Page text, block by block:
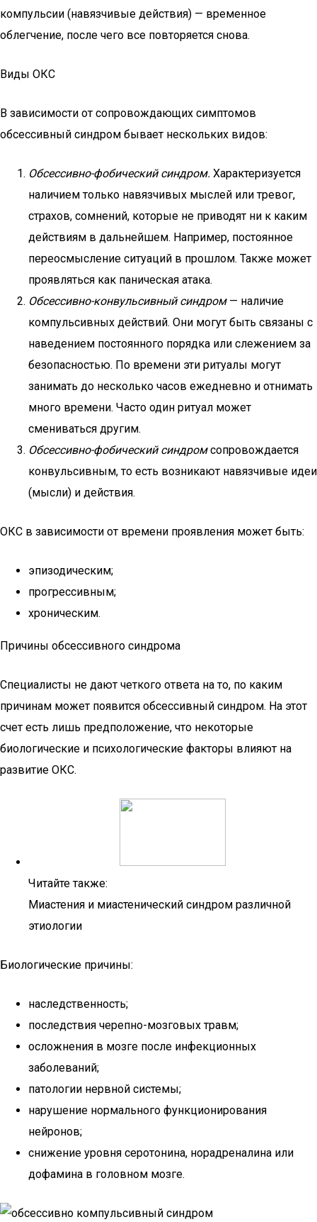
компульсии (навязчивые действия) — временное
облегчение, после чего все повторяется снова.
Виды ОКС
В зависимости от сопровождающих симптомов
обсессивный синдром бывает нескольких видов:
Обсессивно-фобический синдром. Характеризуется
наличием только навязчивых мыслей или тревог,
страхов, сомнений, которые не приводят ни к каким
действиям в дальнейшем. Например, постоянное
переосмысление ситуаций в прошлом. Также может
проявляться как паническая атака.
Обсессивно-конвульсивный синдром— наличие
компульсивных действий. Они могут быть связаны с
наведением постоянного порядка или слежением за
безопасностью. По времени эти ритуалы могут
занимать до несколько часов ежедневно и отнимать
много времени. Часто один ритуал может
смениваться другим.
Обсессивно-фобический синдромсопровождается
конвульсивным, то есть возникают навязчивые идеи
(мысли) и действия.
ОКС в зависимости от времени проявления может быть:
эпизодическим;
прогрессивным;
хроническим.
Причины обсессивного синдрома
Специалисты не дают четкого ответа на то, по каким
причинам может появится обсессивный синдром. На этот
счет есть лишь предположение, что некоторые
биологические и психологические факторы влияют на
развитие ОКС.
Читайте также:
Миастения и миастенический синдром различной
этиологии
Биологические причины:
наследственность;
последствия черепно-мозговых травм;
осложнения в мозге после инфекционных
заболеваний;
патологии нервной системы;
нарушение нормального функционирования
нейронов;
снижение уровня серотонина, норадреналина или
дофамина в головном мозге.